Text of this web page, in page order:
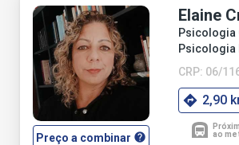
Preço a combinar help
Elaine
Psicologia
Psicologia
CRP: 06/
2,90